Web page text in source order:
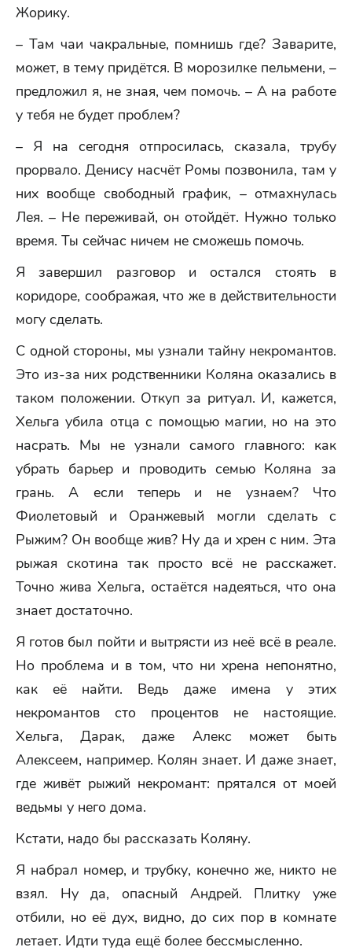
Жорику.
– Там чаи чакральные, помнишь где? Заварите,
может, в тему придётся. В морозилке пельмени, –
предложил я, не зная, чем помочь. – А на работе
у тебя не будет проблем?
– Я на сегодня отпросилась, сказала, трубу
прорвало. Денису насчёт Ромы позвонила, там у
них вообще свободный график, – отмахнулась
Лея. – Не переживай, он отойдёт. Нужно только
время. Ты сейчас ничем не сможешь помочь.
Я завершил разговор и остался стоять в
коридоре, соображая, что же в действительности
могу сделать.
С одной стороны, мы узнали тайну некромантов.
Это из-за них родственники Коляна оказались в
таком положении. Откуп за ритуал. И, кажется,
Хельга убила отца с помощью магии, но на это
насрать. Мы не узнали самого главного: как
убрать барьер и проводить семью Коляна за
грань. А если теперь и не узнаем? Что
Фиолетовый и Оранжевый могли сделать с
Рыжим? Он вообще жив? Ну да и хрен с ним. Эта
рыжая скотина так просто всё не расскажет.
Точно жива Хельга, остаётся надеяться, что она
знает достаточно.
Я готов был пойти и вытрясти из неё всё в реале.
Но проблема и в том, что ни хрена непонятно,
как её найти. Ведь даже имена у этих
некромантов сто процентов не настоящие.
Хельга, Дарак, даже Алекс может быть
Алексеем, например. Колян знает. И даже знает,
где живёт рыжий некромант: прятался от моей
ведьмы у него дома.
Кстати, надо бы рассказать Коляну.
Я набрал номер, и трубку, конечно же, никто не
взял. Ну да, опасный Андрей. Плитку уже
отбили, но её дух, видно, до сих пор в комнате
летает. Идти туда ещё более бессмысленно.